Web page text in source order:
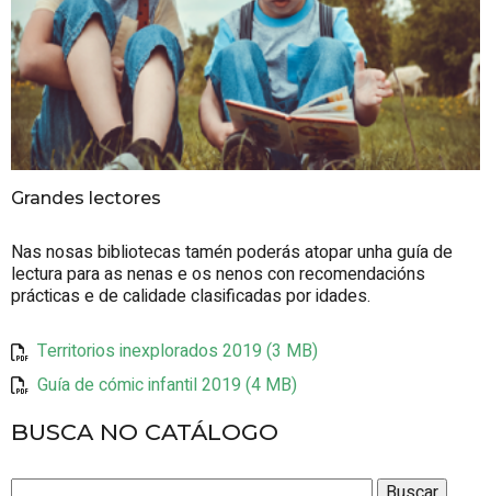
Grandes lectores
Nas nosas bibliotecas tamén poderás atopar unha guía de
lectura para as nenas e os nenos con recomendacións
prácticas e de calidade clasificadas por idades.
Territorios inexplorados 2019 (3 MB)
Guía de cómic infantil 2019 (4 MB)
BUSCA NO CATÁLOGO